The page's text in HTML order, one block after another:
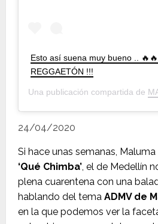
Esto así suena muy bueno ..
REGGAETÓN !!!
Una publicación compartida de
24/04/2020
Si hace unas semanas,
‘Qué Chimba’ , el de Medellín
plena cuarentena con una
hablando del tema ADMV de
en la que podemos ver la